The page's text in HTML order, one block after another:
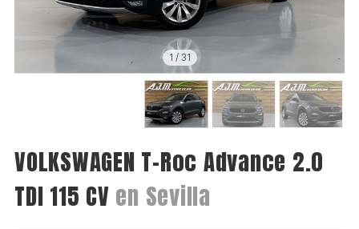
1 / 31
VOLKSWAGEN T-Roc Advance 2.0
TDI 115 CV en Sevilla